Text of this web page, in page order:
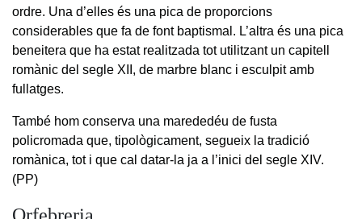
ordre. Una d’elles és una pica de proporcions
considerables que fa de font baptismal. L’altra és una pica
beneitera que ha estat realitzada tot utilitzant un capitell
romànic del segle XII, de marbre blanc i esculpit amb
fullatges.
També hom conserva una marededéu de fusta
policromada que, tipològicament, segueix la tradició
romànica, tot i que cal datar-la ja a l’inici del segle XIV.
(PP)